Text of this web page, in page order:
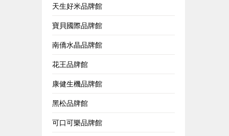
天生好米品牌館
寶貝國際品牌館
南僑水晶品牌館
花王品牌館
康健生機品牌館
黑松品牌館
可口可樂品牌館